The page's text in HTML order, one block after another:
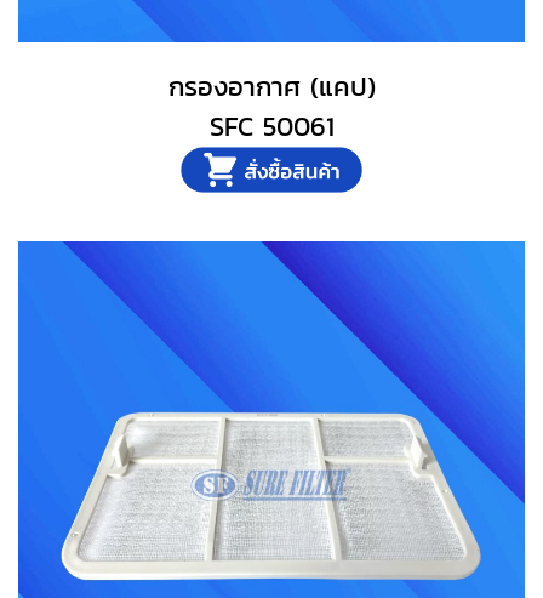
กรองอากาศ (แคป)
SFC 50061